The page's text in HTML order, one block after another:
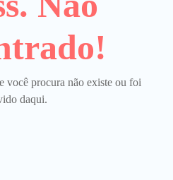
você procura não existe ou foi
daqui.